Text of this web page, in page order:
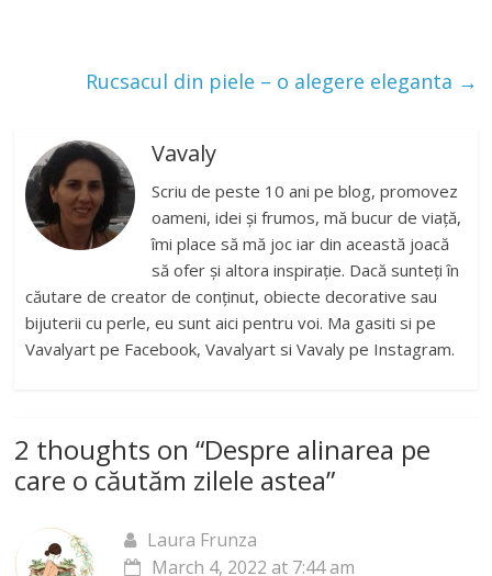
Rucsacul din piele – o alegere eleganta →
Vavaly
Scriu de peste 10 ani pe blog, promovez
oameni, idei și frumos, mă bucur de viață,
îmi place să mă joc iar din această joacă
să ofer și altora inspirație. Dacă sunteți în
căutare de creator de conținut, obiecte decorative sau
bijuterii cu perle, eu sunt aici pentru voi. Ma gasiti si pe
Vavalyart pe Facebook, Vavalyart si Vavaly pe Instagram.
2 thoughts on “Despre alinarea pe
care o căutăm zilele astea”
Laura Frunza
March 4, 2022 at 7:44 am